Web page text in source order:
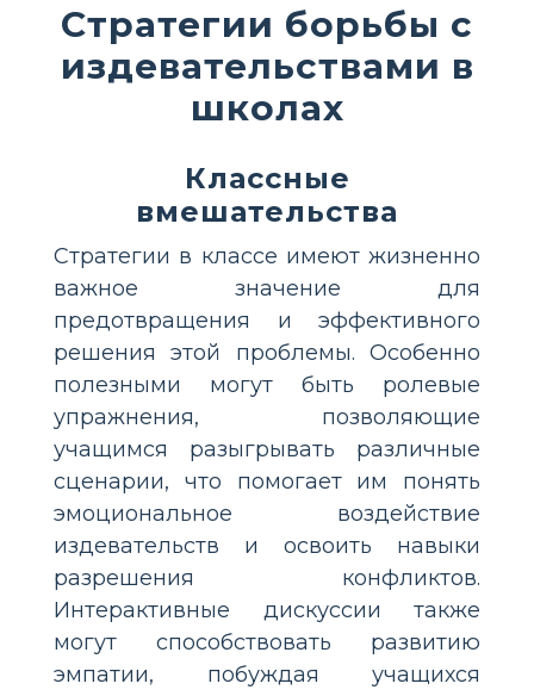
Стратегии борьбы с
издевательствами в
школах
Классные
вмешательства
Стратегии в классе имеют жизненно
важное значение для
предотвращения и эффективного
решения этой проблемы. Особенно
полезными могут быть ролевые
упражнения, позволяющие
учащимся разыгрывать различные
сценарии, что помогает им понять
эмоциональное воздействие
издевательств и освоить навыки
разрешения конфликтов.
Интерактивные дискуссии также
могут способствовать развитию
эмпатии, побуждая учащихся